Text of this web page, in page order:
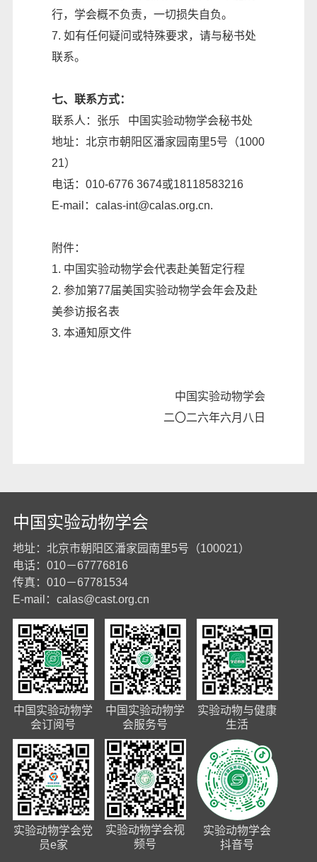
行，学会概不负责，一切损失自负。
7. 如有任何疑问或特殊要求，请与秘书处
联系。
七、联系方式：
联系人：张乐 中国实验动物学会秘书处
地址：北京市朝阳区潘家园南里5号（1000
21）
电话：010-6776 3674或18118583216
E-mail：calas-int@calas.org.cn.
附件：
1. 中国实验动物学会代表赴美暂定行程
2.参加第77届美国实验动物学会年会及赴
美参访报名表
3.本通知原文件
中国实验动物学会
二〇二六年六月八日
中国实验动物学会
地址：北京市朝阳区潘家园南里5号（100021）
电话：010－67776816
传真：010－67781534
E-mail： calas@cast.org.cn
中国实验动物学
会订阅号
中国实验动物学
会服务号
实验动物与健康
生活
实验动物学会党
员e家
实验动物学会视
频号
实验动物学会
抖音号